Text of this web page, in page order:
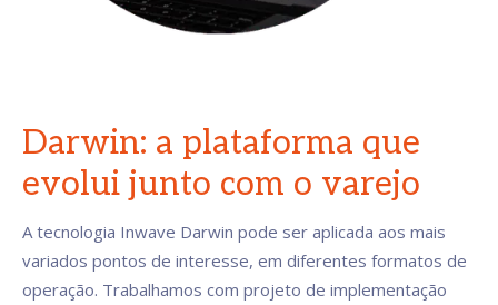
Darwin: a plataforma que
evolui junto com o varejo
A tecnologia Inwave Darwin pode ser aplicada aos mais
variados pontos de interesse, em diferentes formatos de
operação. Trabalhamos com projeto de implementação